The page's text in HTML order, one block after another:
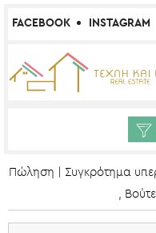
FACEBOOK INSTAGRAM
Πώληση | Συγκρότημα
,